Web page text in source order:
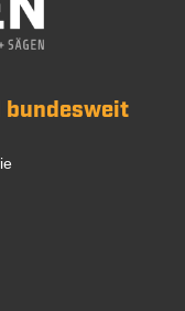
bundesweit